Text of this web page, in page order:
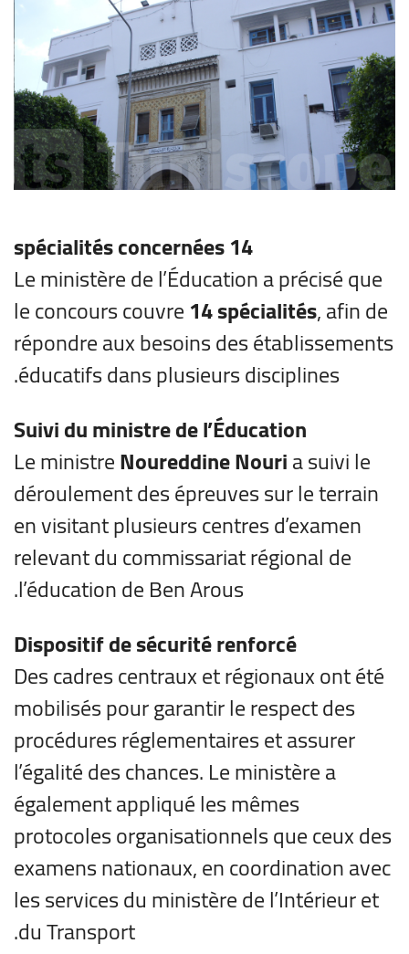
14 spécialités concernées
Le ministère de l’Éducation a précisé que
le concours couvre14 spécialités, afin de
répondre aux besoins des établissements
éducatifs dans plusieurs disciplines.
Suivi du ministre de l’Éducation
Le ministreNoureddine Nouria suivi le
déroulement des épreuves sur le terrain
en visitant plusieurs centres d’examen
relevant du commissariat régional de
l’éducation de Ben Arous.
Dispositif de sécurité renforcé
Des cadres centraux et régionaux ont été
mobilisés pour garantir le respect des
procédures réglementaires et assurer
l’égalité des chances. Le ministère a
également appliqué les mêmes
protocoles organisationnels que ceux des
examens nationaux, en coordination avec
les services du ministère de l’Intérieur et
du Transport.